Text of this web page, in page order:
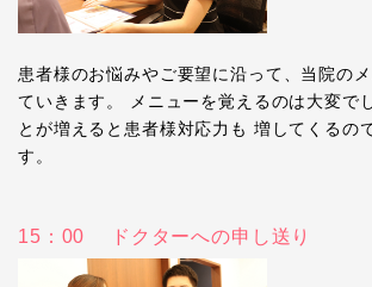
患者様のお悩みやご要望に沿って、当院の
ていきます。 メニューを覚えるのは大変で
とが増えると患者様対応力も 増してくるの
す。
15：00 ドクターへの申し送り